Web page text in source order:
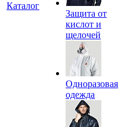
Каталог
Защита от
кислот и
щелочей
Одноразовая
одежда